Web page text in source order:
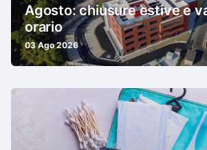
Agosto: chiusure estive e
orario
03 Ago 2026